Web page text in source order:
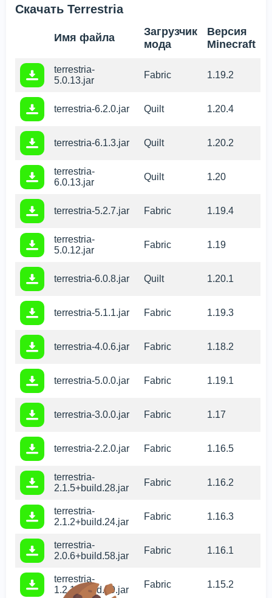
Скачать Terrestria
Имя файла
Загрузчик
мода
Версия
Minecraft
terrestria-
5.0.13.jar
Fabric 1.19.2
terrestria-6.2.0.jar Quilt 1.20.4
terrestria-6.1.3.jar Quilt 1.20.2
terrestria-
6.0.13.jar
Quilt 1.20
terrestria-5.2.7.jar Fabric 1.19.4
terrestria-
5.0.12.jar
Fabric 1.19
terrestria-6.0.8.jar Quilt 1.20.1
terrestria-5.1.1.jar Fabric 1.19.3
terrestria-4.0.6.jar Fabric 1.18.2
terrestria-5.0.0.jar Fabric 1.19.1
terrestria-3.0.0.jar Fabric 1.17
terrestria-2.2.0.jar Fabric 1.16.5
terrestria-
2.1.5+build.28.jar
Fabric 1.16.2
terrestria-
2.1.2+build.24.jar
Fabric 1.16.3
terrestria-
2.0.6+build.58.jar
Fabric 1.16.1
terrestria-
1.2.1+build.29.jar
Fabric 1.15.2